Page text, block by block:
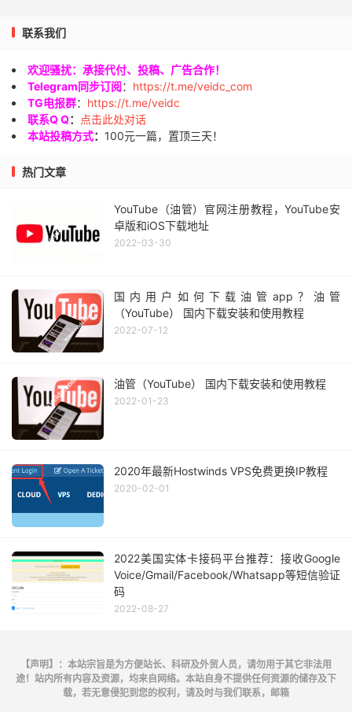
联系我们
欢迎骚扰：承接代付、投稿、广告合作！
Telegram同步订阅： https://t.me/veidc_com
TG电报群： https://t.me/veidc
联系Q Q：
点击此处对话
本站投稿方式： 100元一篇，置顶三天！
热门文章
YouTube（油管）官网注册教程，YouTube安
卓版和iOS下载地址
2022-03-30
国内用户如何下载油管app？油管
（YouTube） 国内下载安装和使用教程
2022-07-12
油管（YouTube） 国内下载安装和使用教程
2022-01-23
2020年最新Hostwinds VPS免费更换IP教程
2020-02-01
2022美国实体卡接码平台推荐：接收Google
Voice/Gmail/Facebook/Whatsapp等短信验证
码
2022-08-27
【声明】：本站宗旨是为方便站长、科研及外贸人员，请勿用于其它非法用
途！站内所有内容及资源，均来自网络。本站自身不提供任何资源的储存及下
载，若无意侵犯到您的权利，请及时与我们联系，邮箱